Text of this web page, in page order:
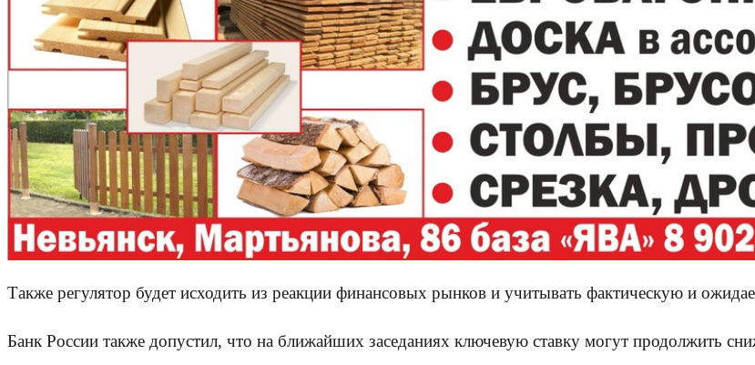
Также регулятор будет исходить из реакции финансовых рынков и учитывать фактическую и
Банк России также допустил, что на ближайших заседаниях ключевую ставку могут продолжить